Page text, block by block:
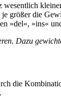
größer die
»del«, »ins«
Dazu
die